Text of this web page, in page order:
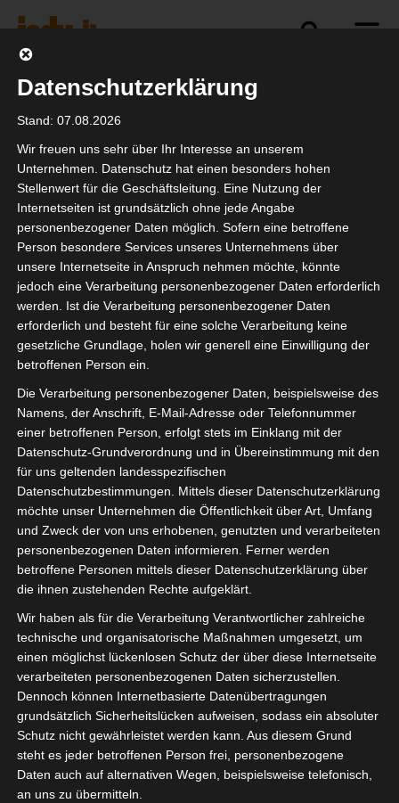
Selbstständigkeit
Petition 174929 mit
zeichnen!
Der Deutsche Tonkünstlerverband
Brandenburg ( DTKV Brandenburg) hat eine
Petition im Bundestag gestartet, um eine
Datenschutzerklärung
Stand: 07.08.2026
Wir freuen uns sehr über Ihr Interesse an unserem
Unternehmen. Datenschutz hat einen besonders hohen
Stellenwert für die Geschäftsleitung. Eine Nutzung der
Internetseiten ist grundsätzlich ohne jede Angabe
personenbezogener Daten möglich. Sofern eine betroffene
Person besondere Services unseres Unternehmens über
unsere Internetseite in Anspruch nehmen möchte, könnte
jedoch eine Verarbeitung personenbezogener Daten erforderlich
werden. Ist die Verarbeitung personenbezogener Daten
erforderlich und besteht für eine solche Verarbeitung keine
gesetzliche Grundlage, holen wir generell eine Einwilligung der
betroffenen Person ein.
Die Verarbeitung personenbezogener Daten, beispielsweise des
Namens, der Anschrift, E-Mail-Adresse oder Telefonnummer
einer betroffenen Person, erfolgt stets im Einklang mit der
Datenschutz-Grundverordnung und in Übereinstimmung mit den
für uns geltenden landesspezifischen
Datenschutzbestimmungen. Mittels dieser Datenschutzerklärung
möchte unser Unternehmen die Öffentlichkeit über Art, Umfang
und Zweck der von uns erhobenen, genutzten und verarbeiteten
personenbezogenen Daten informieren. Ferner werden
betroffene Personen mittels dieser Datenschutzerklärung über
die ihnen zustehenden Rechte aufgeklärt.
Wir haben als für die Verarbeitung Verantwortlicher zahlreiche
technische und organisatorische Maßnahmen umgesetzt, um
einen möglichst lückenlosen Schutz der über diese Internetseite
verarbeiteten personenbezogenen Daten sicherzustellen.
Dennoch können Internetbasierte Datenübertragungen
grundsätzlich Sicherheitslücken aufweisen, sodass ein absoluter
Schutz nicht gewährleistet werden kann. Aus diesem Grund
steht es jeder betroffenen Person frei, personenbezogene
Daten auch auf alternativen Wegen, beispielsweise telefonisch,
an uns zu übermitteln.